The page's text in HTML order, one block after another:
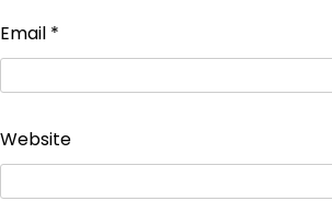
Email *
Website